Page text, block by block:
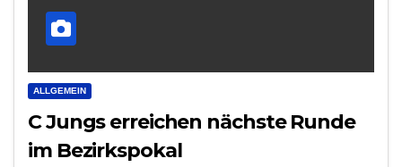
ALLGEMEIN
C Jungs erreichen nächste Runde
im Bezirkspokal